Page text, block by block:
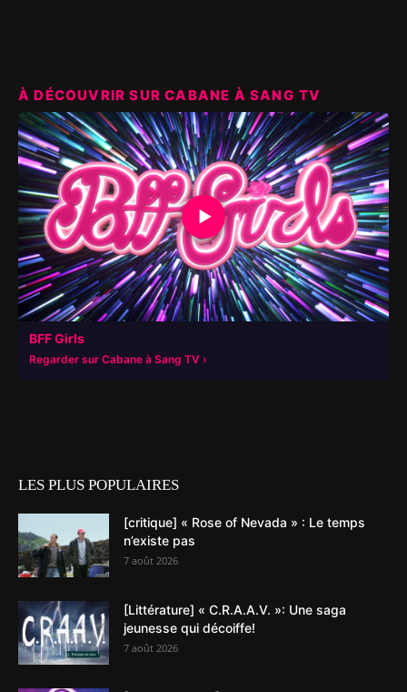
À DÉCOUVRIR SUR CABANE À SANG TV
▶
BFF Girls
Regarder sur Cabane à Sang TV
LES PLUS POPULAIRES
[critique] « Rose of Nevada » : Le temps
n’existe pas
7 août 2026
[Littérature] « C.R.A.A.V. »: Une saga
jeunesse qui décoiffe!
7 août 2026